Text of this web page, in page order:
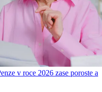
v roce 2026 zase poroste a